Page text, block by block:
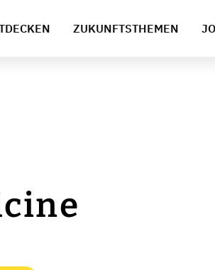
ZUKUNFTSTHEMEN